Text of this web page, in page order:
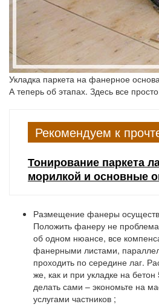
Укладка паркета на фанерное
А теперь об этапах. Здесь все
Рекомендуем к
Тонирование паркета
морилкой и основные
Размещение фанеры
Положить фанеру не
об одном нюансе, все
фанерными листами,
проходить по середине лаг.
же, как и при укладке на
делать сами – экономьте на
услугами частников ;